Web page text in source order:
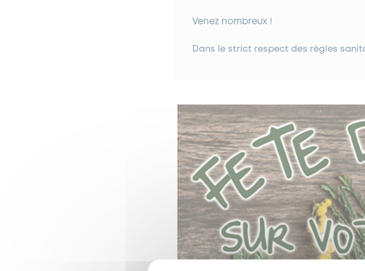
Venez nombreux !
Dans le strict respect des règles